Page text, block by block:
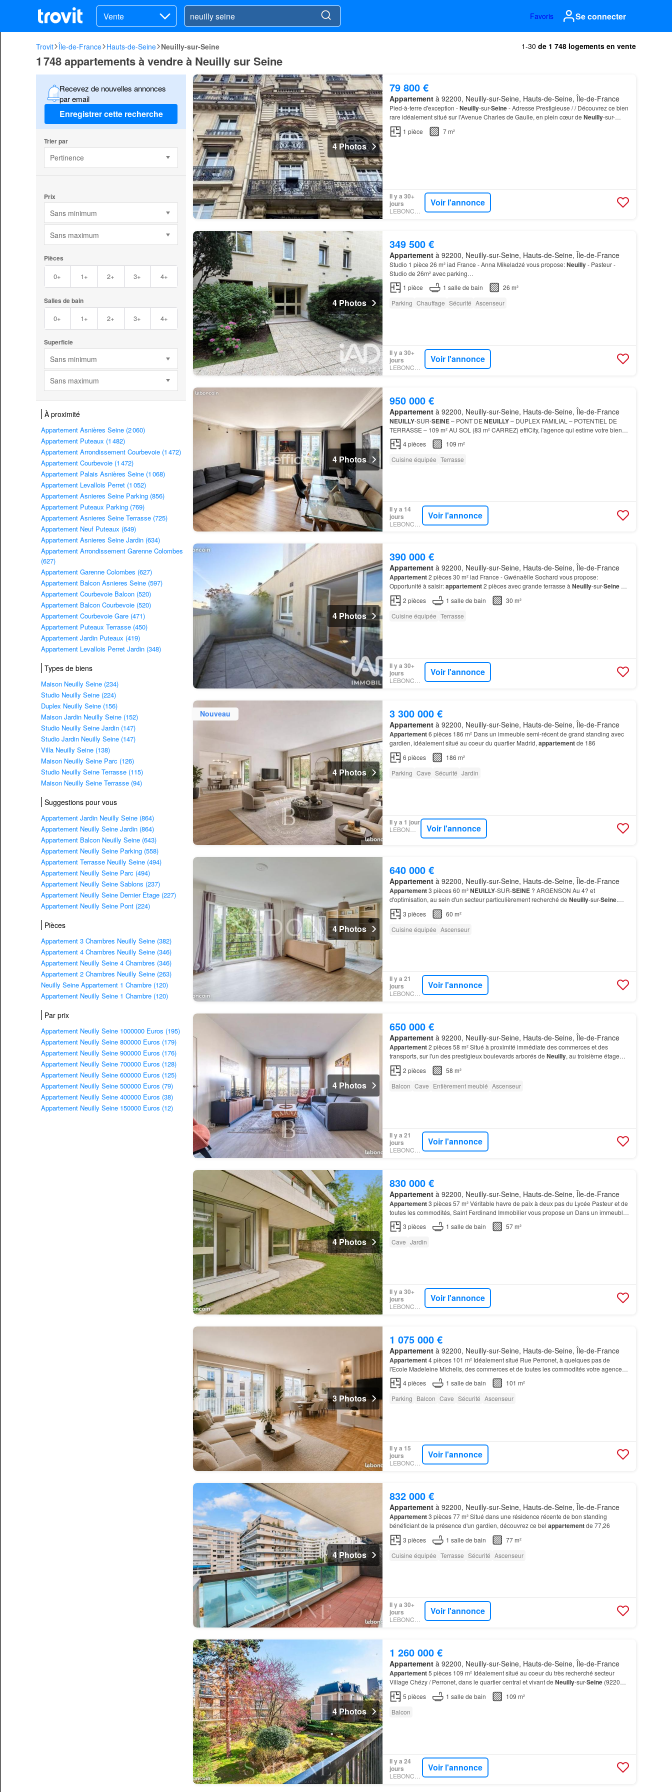
Vente Favoris Se connecter
Trovit Île-de-France Hauts-de-Seine Neuilly-sur-Seine 1-30 de 1 748 logements en vente
1 748 appartements à vendre à Neuilly sur Seine
Recevez de nouvelles annonces
par email
Enregistrer cette recherche
Trier par
Pertinence
Prix
Sans minimum
Sans maximum
Pièces
0+ 1+ 2+ 3+ 4+
Salles de bain
0+ 1+ 2+ 3+ 4+
Superficie
Sans minimum
Sans maximum
À proximité
Appartement Asnières Seine (2 060)
Appartement Puteaux (1 482)
Appartement Arrondissement Courbevoie (1 472)
Appartement Courbevoie (1 472)
Appartement Palais Asnières Seine (1 068)
Appartement Levallois Perret (1 052)
Appartement Asnieres Seine Parking (856)
Appartement Puteaux Parking (769)
Appartement Asnieres Seine Terrasse (725)
Appartement Neuf Puteaux (649)
Appartement Asnieres Seine Jardin (634)
Appartement Arrondissement Garenne Colombes
(627)
Appartement Garenne Colombes (627)
Appartement Balcon Asnieres Seine (597)
Appartement Courbevoie Balcon (520)
Appartement Balcon Courbevoie (520)
Appartement Courbevoie Gare (471)
Appartement Puteaux Terrasse (450)
Appartement Jardin Puteaux (419)
Appartement Levallois Perret Jardin (348)
Types de biens
Maison Neuilly Seine (234)
Studio Neuilly Seine (224)
Duplex Neuilly Seine (156)
Maison Jardin Neuilly Seine (152)
Studio Neuilly Seine Jardin (147)
Studio Jardin Neuilly Seine (147)
Villa Neuilly Seine (138)
Maison Neuilly Seine Parc (126)
Studio Neuilly Seine Terrasse (115)
Maison Neuilly Seine Terrasse (94)
Suggestions pour vous
Appartement Jardin Neuilly Seine (864)
Appartement Neuilly Seine Jardin (864)
Appartement Balcon Neuilly Seine (643)
Appartement Neuilly Seine Parking (558)
Appartement Terrasse Neuilly Seine (494)
Appartement Neuilly Seine Parc (494)
Appartement Neuilly Seine Sablons (237)
Appartement Neuilly Seine Dernier Etage (227)
Appartement Neuilly Seine Pont (224)
Pièces
Appartement 3 Chambres Neuilly Seine (382)
Appartement 4 Chambres Neuilly Seine (346)
Appartement Neuilly Seine 4 Chambres (346)
Appartement 2 Chambres Neuilly Seine (263)
Neuilly Seine Appartement 1 Chambre (120)
Appartement Neuilly Seine 1 Chambre (120)
Par prix
Appartement Neuilly Seine 1000000 Euros (195)
Appartement Neuilly Seine 800000 Euros (179)
Appartement Neuilly Seine 900000 Euros (176)
Appartement Neuilly Seine 700000 Euros (128)
Appartement Neuilly Seine 600000 Euros (125)
Appartement Neuilly Seine 500000 Euros (79)
Appartement Neuilly Seine 400000 Euros (38)
Appartement Neuilly Seine 150000 Euros (12)
4 Photos
79 800 €
Appartementà 92200, Neuilly-sur-Seine, Hauts-de-Seine, Île-de-France
Pied-à-terre d'exception -Neuilly-sur-Seine- Adresse Prestigieuse / / Découvrez ce bien
rare idéalement situé sur l'Avenue Charles de Gaulle, en plein cœur de Neuilly-sur-
Seine
1 pièce 7 m²
Il y a 30+
jours
LEBONCOIN
Voir l'annonce
4 Photos
349 500 €
Appartementà 92200, Neuilly-sur-Seine, Hauts-de-Seine, Île-de-France
Studio 1 pièce 26 m² iad France - Anna Mikeladzé vous propose:Neuilly- Pasteur -
Studio de 26m² avec parking…
1 pièce 1 salle de bain
26 m²
Parking Chauffage Sécurité Ascenseur
Il y a 30+
jours
LEBONCOIN
Voir l'annonce
4 Photos
950 000 €
Appartementà 92200, Neuilly-sur-Seine, Hauts-de-Seine, Île-de-France
NEUILLY-SUR-SEINE– PONT DE NEUILLY– DUPLEX FAMILIAL – POTENTIEL DE
TERRASSE – 109 m² AU SOL (83 m² CARREZ) effiCity, l'agence qui estime votre bien,
vous propose ce duplex familial idéalement situé au pied du métro Pont de…
4pièces
109 m²
Cuisine équipée Terrasse
Il y a 14
jours
Voir l'annonce
4 Photos
390 000 €
Appartementà 92200, Neuilly-sur-Seine, Hauts-de-Seine, Île-de-France
Appartement2 pièces 30 m² iad France - Gwénaëlle Sochard vous propose:
Opportunité à saisir:appartement2 pièces avec grande terrasse à Neuilly-sur-SeineNe
manquez pas cette opportunité de devenir propriétaire dans l'un de…
2 pièces 1 salle de bain
30 m²
Cuisine équipée Terrasse
Il y a 30+
jours
Voir l'annonce
Nouveau
4 Photos
3 300 000 €
Appartementà 92200, Neuilly-sur-Seine, Hauts-de-Seine, Île-de-France
Appartement6 pièces 186 m² Dans un immeuble semi-récent de grand standing avec
gardien, idéalement situé au coeur du quartier Madrid, appartementde 186
6 pièces
186 m²
Parking Cave Sécurité Jardin
Il y a 1 jour
Voir l'annonce
4 Photos
640 000 €
Appartementà 92200, Neuilly-sur-Seine, Hauts-de-Seine, Île-de-France
Appartement3 pièces 60 m²NEUILLY-SUR-SEINE? ARGENSON Au 4? et
d'optimisation, au sein d'un secteur particulièrement recherché de Neuilly-sur-Seine.…
3 pièces
60 m²
Cuisine équipée Ascenseur
Il y a 21
jours
Voir l'annonce
4 Photos
650 000 €
Appartementà 92200, Neuilly-sur-Seine, Hauts-de-Seine, Île-de-France
Appartement2 pièces 58 m² Situé à proximité immédiate des commerces et des
transports, sur l'un des prestigieux boulevards arborés de Neuilly, au troisième étage
avec ascenseur d'une copropriété semi récente,
2 pièces
58 m²
Balcon Cave Entièrement meublé Ascenseur
Il y a 21
jours
Voir l'annonce
4 Photos
830 000 €
Appartementà 92200, Neuilly-sur-Seine, Hauts-de-Seine, Île-de-France
Appartement3 pièces 57 m² Véritable havre de paix à deux pas du Lycée Pasteur et de
toutes les commodités, Saint Ferdinand Immobilier vous propose un Dans un immeuble
de standing, cet
appartement bénéficie d'un jardin privat…
3 pièces 1 salle de bain
57 m²
Cave Jardin
Il y a 30+
jours
Voir l'annonce
3 Photos
1 075 000 €
Appartementà 92200, Neuilly-sur-Seine, Hauts-de-Seine, Île-de-France
Appartement4 pièces 101 m² Idéalement situé Rue Perronet, à quelques pas de
l'Ecole Madeleine Michelis, des commerces et de toutes les commodités votre agence
Fair and Square Immobilier est heureuse de vous proposer ce bel a…
4pièces 1 salle de bain
101 m²
Parking Balcon Cave Sécurité Ascenseur
Il y a 15
jours
Voir l'annonce
4 Photos
832 000 €
Appartementà 92200, Neuilly-sur-Seine, Hauts-de-Seine, Île-de-France
Appartement3 pièces 77 m² Situé dans une résidence récente de bon standing
bénéficiant de la présence d'un gardien, découvrez ce bel appartementde 77,26
3 pièces 1 salle de bain
77 m²
Cuisine équipée Terrasse Sécurité Ascenseur
Il y a 30+
jours
Voir l'annonce
4 Photos
1 260 000 €
Appartementà 92200, Neuilly-sur-Seine, Hauts-de-Seine, Île-de-France
Appartement5 pièces 109 m² Idéalement situé au coeur du très recherché secteur
Village Chézy / Perronet, dans le quartier central et vivant de Neuilly-sur-Seine(92200),
cetappartement familial de 109,14 m² se niche au 1er…
5 pièces 1 salle de bain
109 m²
Balcon
Il y a 24
jours
Voir l'annonce